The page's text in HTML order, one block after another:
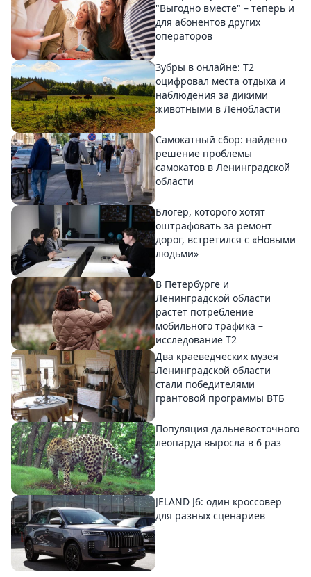
"Выгодно вместе" – теперь и
для абонентов других
операторов
Зубры в онлайне: Т2
оцифровал места отдыха и
наблюдения за дикими
животными в Ленобласти
Самокатный сбор: найдено
решение проблемы
самокатов в Ленинградской
области
Блогер, которого хотят
оштрафовать за ремонт
дорог, встретился с «Новыми
людьми»
В Петербурге и
Ленинградской области
растет потребление
мобильного трафика –
исследование T2
Два краеведческих музея
Ленинградской области
стали победителями
грантовой программы ВТБ
Популяция дальневосточного
леопарда выросла в 6 раз
JELAND J6: один кроссовер
для разных сценариев